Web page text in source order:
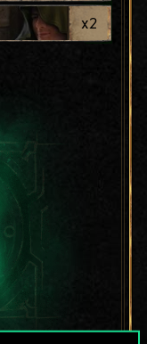
x2